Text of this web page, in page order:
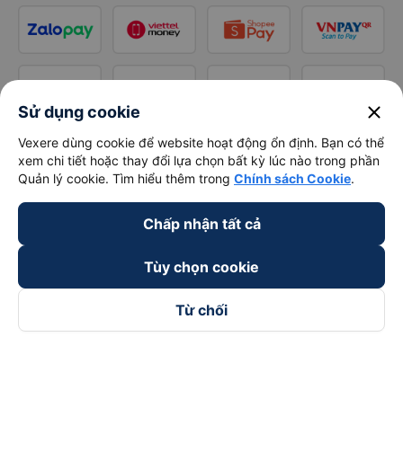
Sử dụng cookie close
Vexere dùng cookie để website hoạt động ổn định. Bạn có thể
xem chi tiết hoặc thay đổi lựa chọn bất kỳ lúc nào trong phần
Quản lý cookie. Tìm hiểu thêm trong Chính sách Cookie.
Chấp nhận tất cả
Tùy chọn cookie
Từ chối